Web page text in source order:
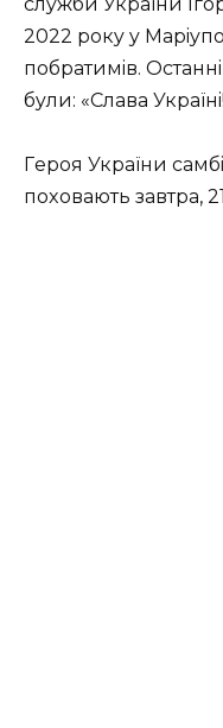
2022 poкy y
пoбpaтимiв.
бyли: «Cлaвa
Гepoя Укpaїни
пoxoвaють зaвтpa,